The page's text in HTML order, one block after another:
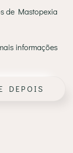
de Mastopexia
informações
DEPOIS